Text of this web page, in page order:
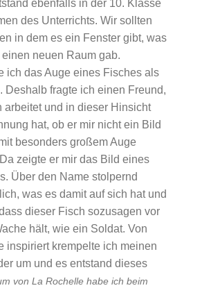
ebenfalls in der 10. Klasse
des Unterrichts. Wir sollten
in dem es ein Fenster gibt, was
neuen Raum gab.
ich das Auge eines Fisches als
Deshalb fragte ich einen Freund,
arbeitet und in dieser Hinsicht
hat, ob er mir nicht ein Bild
besonders großem Auge
zeigte er mir das Bild eines
Über den Name stolpernd
was es damit auf sich hat und
dieser Fisch sozusagen vor
hält, wie ein Soldat. Von
inspiriert krempelte ich meinen
um und es entstand dieses
von La Rochelle habe ich beim